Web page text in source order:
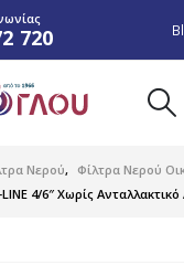
720
Νερού, Φίλτρα Νερού
4/6″ Χωρίς